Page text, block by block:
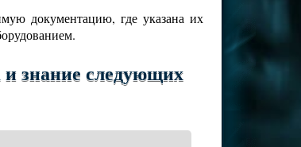
документацию, где указана их
и знание следующих